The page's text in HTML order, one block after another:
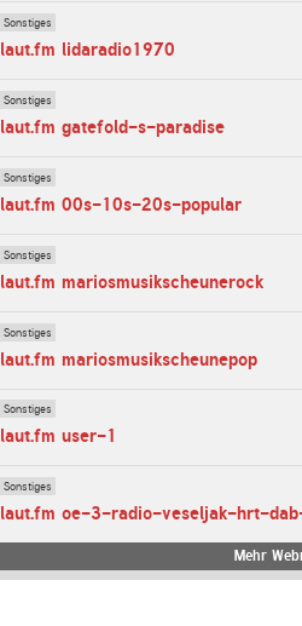
Sonstiges
laut.fm lidaradio1970
Sonstiges
laut.fm gatefold-s-paradise
Sonstiges
laut.fm 00s-10s-20s-popular
Sonstiges
laut.fm mariosmusikscheunerock
Sonstiges
laut.fm mariosmusikscheunepop
Sonstiges
laut.fm user-1
Sonstiges
laut.fm oe-3-radio-veseljak-hrt-
Mehr